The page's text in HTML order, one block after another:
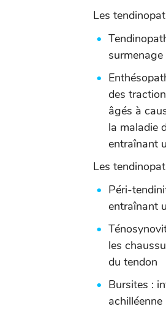
Les
des
âgés à
la maladie
entraînant
Les
Péri-
entraînant
les
du tendon
Bursites :
achilléenne